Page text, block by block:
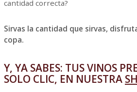
Sirvas la cantidad que sirvas,
copa.
Y, YA SABES: TUS VINOS
SOLO CLIC, EN NUESTRA